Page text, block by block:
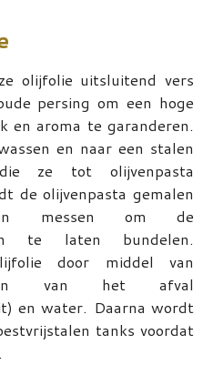
olijfolie uitsluitend vers
persing om een hoge
en aroma te garanderen.
en naar een stalen
ze tot olijvenpasta
de olijvenpasta gemalen
messen om de
te laten bundelen.
door middel van
van het afval
en water. Daarna wordt
tanks voordat